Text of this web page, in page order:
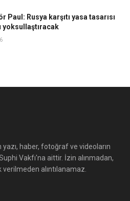
Paul: Rusya karşıtı yasa tasarısı
yoksullaştıracak
haber, fotoğraf ve videoların
Vakfı'na aittir. İzin alınmadan,
alıntılanamaz.